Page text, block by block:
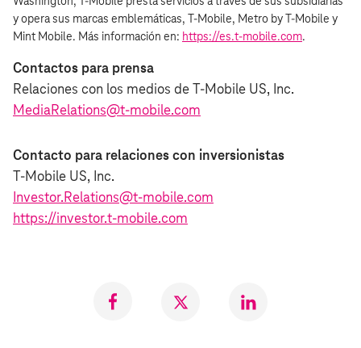
y opera sus marcas emblemáticas, T‑Mobile, Metro by T‑Mobile y
Mint Mobile. Más información en: https://es.t‑mobile.com.
Contactos para prensa
Relaciones con los medios de T‑Mobile US, Inc.
MediaRelations@t‑mobile.com
Contacto para relaciones con inversionistas
T‑Mobile US, Inc.
Investor.Relations@t‑mobile.com
https://investor.t‑mobile.com
Compartir
Compartir
Compartr